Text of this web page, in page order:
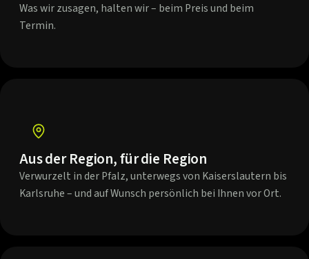
Was wir zusagen, halten wir – beim Preis und beim
Termin.
Aus der Region, für die Region
Verwurzelt in der Pfalz, unterwegs von Kaiserslautern bis
Karlsruhe – und auf Wunsch persönlich bei Ihnen vor Ort.